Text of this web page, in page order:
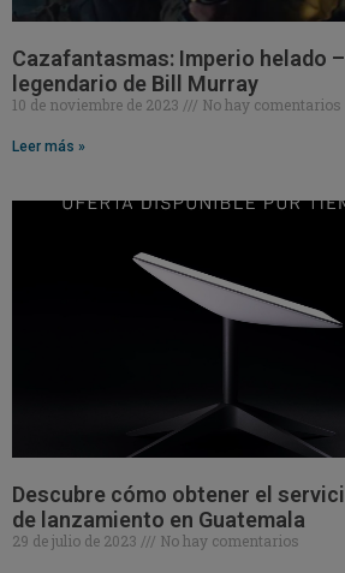
Cazafantasmas: Imperio helado
legendario de Bill Murray
10 de noviembre de 2023 No hay comentarios
Leer más »
Descubre cómo obtener el
de lanzamiento en Guatemala
29 de julio de 2023 No hay comentarios